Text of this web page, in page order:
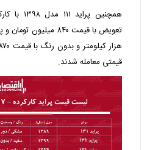
قیمتی معامله شدند.